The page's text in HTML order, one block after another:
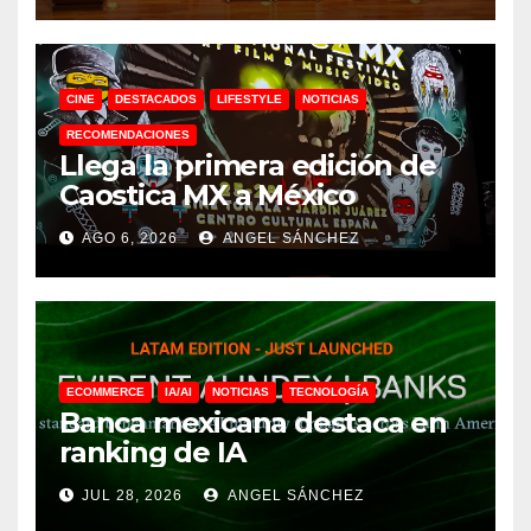
CINE DESTACADOS LIFESTYLE NOTICIAS
RECOMENDACIONES
Llega la primera edición de
Caostica MX a México
AGO 6, 2026 ANGEL SÁNCHEZ
ECOMMERCE IA/AI NOTICIAS TECNOLOGÍA
Banca mexicana destaca en
ranking de IA
JUL 28, 2026 ANGEL SÁNCHEZ